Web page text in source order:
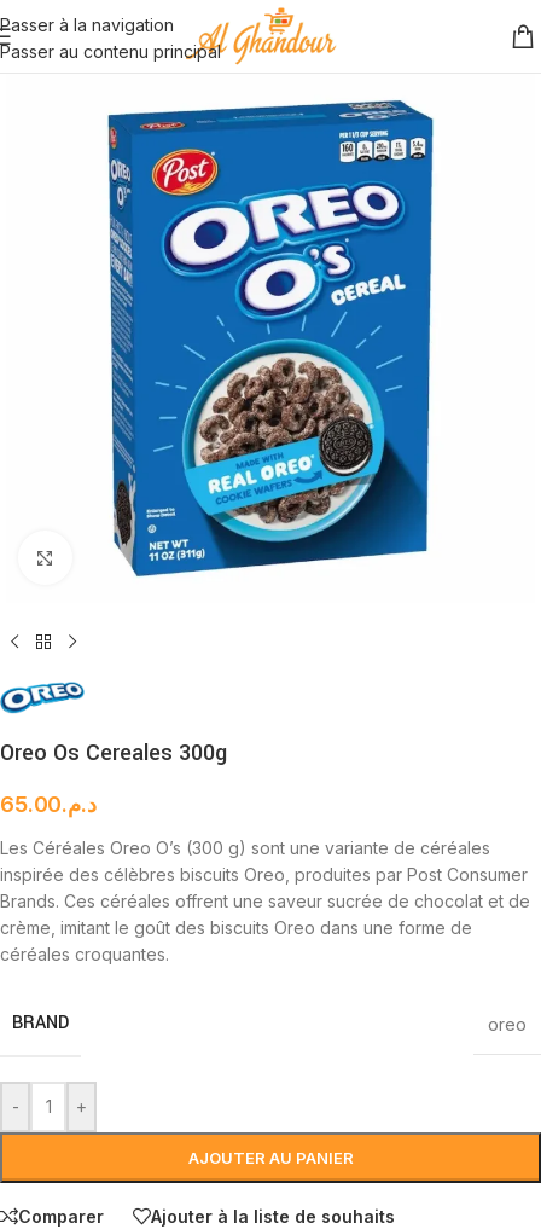
Passer à la navigation
Passer au contenu principal
Cliquez pour agrandir
Oreo Os Cereales 300g
د.م.65.00
Les Céréales Oreo O’s (300 g) sont une variante de céréales
inspirée des célèbres biscuits Oreo, produites par Post Consumer
Brands. Ces céréales offrent une saveur sucrée de chocolat et de
crème, imitant le goût des biscuits Oreo dans une forme de
céréales croquantes.
BRAND oreo
- +
AJOUTER AU PANIER
Comparer Ajouter à la liste de souhaits